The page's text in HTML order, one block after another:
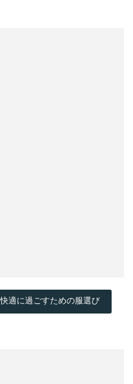
適に過ごすための服選び